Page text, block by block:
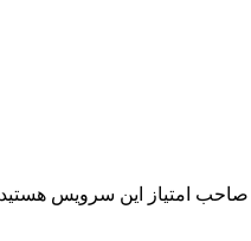
صاحب امتیاز این سرویس